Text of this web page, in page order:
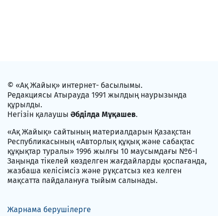
© «Ақ Жайық» интернет- басылымы.
Редакциясы Атырауда 1991 жылдың наурызында
құрылды.
Негізін қалаушы Әбділда Мұқашев.
«Ақ Жайық» сайтының материалдарын Қазақстан
Республикасының «Авторлық құқық және сабақтас
құқықтар туралы» 1996 жылғы 10 маусымдағы №6-I
Заңында тікелей көзделген жағдайларды қоспағанда,
жазбаша келісімсіз және рұқсатсыз кез келген
мақсатта пайдалануға тыйым салынады.
Жарнама берушілерге